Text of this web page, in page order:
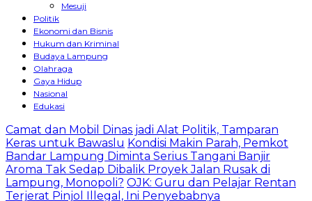
Mesuji
Politik
Ekonomi dan Bisnis
Hukum dan Kriminal
Budaya Lampung
Olahraga
Gaya Hidup
Nasional
Edukasi
Camat dan Mobil Dinas jadi Alat Politik, Tamparan
Keras untuk Bawaslu Kondisi Makin Parah, Pemkot
Bandar Lampung Diminta Serius Tangani Banjir
Aroma Tak Sedap Dibalik Proyek Jalan Rusak di
Lampung, Monopoli? OJK: Guru dan Pelajar Rentan
Terjerat Pinjol Illegal, Ini Penyebabnya